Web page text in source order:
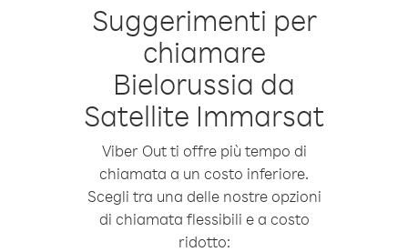
Suggerimenti per
chiamare
Bielorussia da
Satellite Immarsat
Viber Out ti offre più tempo di
chiamata a un costo inferiore.
Scegli tra una delle nostre opzioni
di chiamata flessibili e a costo
ridotto: